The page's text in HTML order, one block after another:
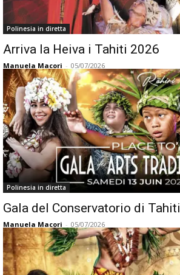
Polinesia in diretta
Arriva la Heiva i Tahiti 2026
Manuela Macori - 05/07/2026
Polinesia in diretta
Gala del Conservatorio di Tahiti
Manuela Macori - 05/07/2026